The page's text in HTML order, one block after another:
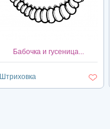
Бабочка и гусеница...
Штриховка